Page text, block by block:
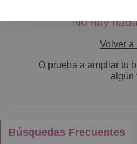
No hay
Volver a
O prueba a ampliar tu
algún
Búsquedas Frecuentes